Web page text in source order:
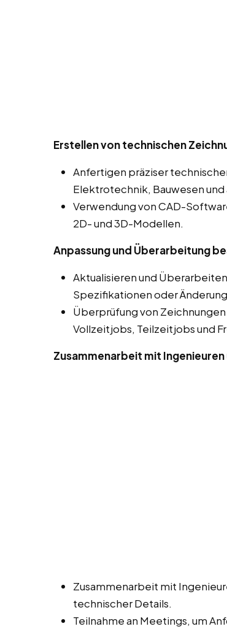
Erstellen von technischen
Anfertigen präziser
Elektrotechnik, Bauwesen
Verwendung von CAD-
2D- und 3D-Modellen.
Anpassung und Überarbeitung
Aktualisieren und
Spezifikationen oder
Überprüfung von
Vollzeitjobs, Teilzeitjobs und
Zusammenarbeit mit
Zusammenarbeit mit
technischer Details.
Teilnahme an Meetings, um